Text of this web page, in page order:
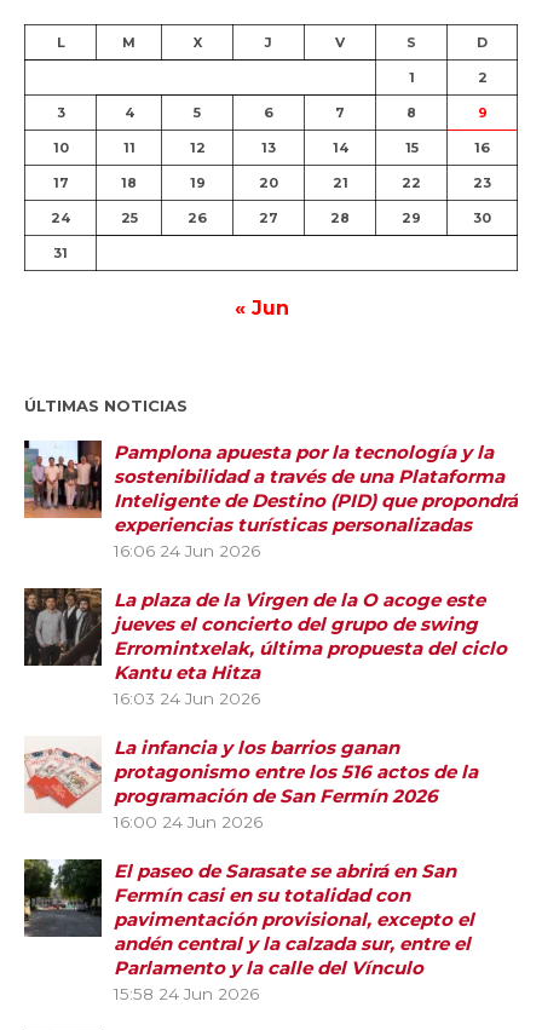
L M X J V S D
1 2
3 4 5 6 7 8 9
10 11 12 13 14 15 16
17 18 19 20 21 22 23
24 25 26 27 28 29 30
31
« Jun
ÚLTIMAS NOTICIAS
Pamplona apuesta por la tecnología y la
sostenibilidad a través de una Plataforma
Inteligente de Destino (PID) que propondrá
experiencias turísticas personalizadas
16:06 24 Jun 2026
La plaza de la Virgen de la O acoge este
jueves el concierto del grupo de swing
Erromintxelak, última propuesta del ciclo
Kantu eta Hitza
16:03 24 Jun 2026
La infancia y los barrios ganan
protagonismo entre los 516 actos de la
programación de San Fermín 2026
16:00 24 Jun 2026
El paseo de Sarasate se abrirá en San
Fermín casi en su totalidad con
pavimentación provisional, excepto el
andén central y la calzada sur, entre el
Parlamento y la calle del Vínculo
15:58 24 Jun 2026